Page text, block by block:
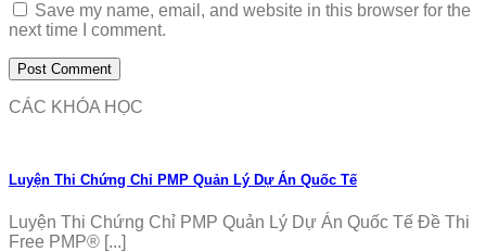
Save my name, email, and website in this browser for the
next time I comment.
CÁC KHÓA HỌC
Luyện Thi Chứng Chỉ PMP Quản Lý Dự Án Quốc Tế
Luyện Thi Chứng Chỉ PMP Quản Lý Dự Án Quốc Tế Đề Thi
Free PMP® [...]